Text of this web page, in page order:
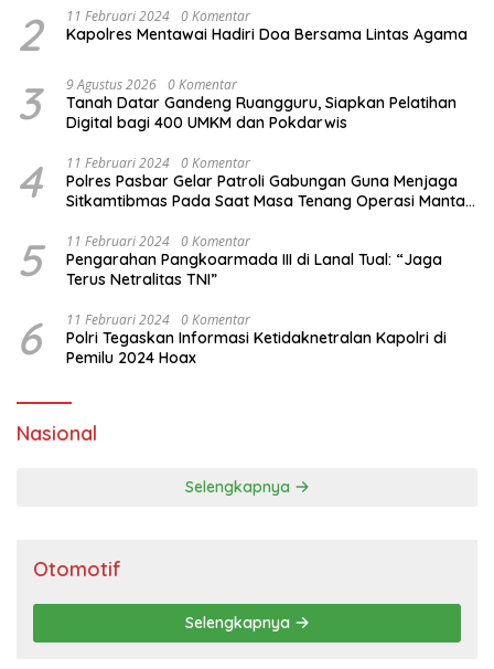
2 11 Februari 2024 0 Komentar
Kapolres Mentawai Hadiri Doa Bersama Lintas Agama
3 9 Agustus 2026 0 Komentar
Tanah Datar Gandeng Ruangguru, Siapkan Pelatihan
Digital bagi 400 UMKM dan Pokdarwis
4 11 Februari 2024 0 Komentar
Polres Pasbar Gelar Patroli Gabungan Guna Menjaga
Sitkamtibmas Pada Saat Masa Tenang Operasi Mantap
5 11 Februari 2024 0 Komentar
Pengarahan Pangkoarmada III di Lanal Tual: “Jaga
Terus Netralitas TNI”
6 11 Februari 2024 0 Komentar
Polri Tegaskan Informasi Ketidaknetralan Kapolri di
Pemilu 2024 Hoax
Nasional
Selengkapnya
Otomotif
Selengkapnya